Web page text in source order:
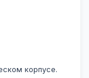
корпусе.